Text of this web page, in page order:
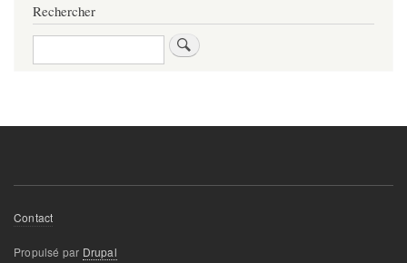
Rechercher
Rechercher
Footer
menu
Contact
Propulsé par Drupal